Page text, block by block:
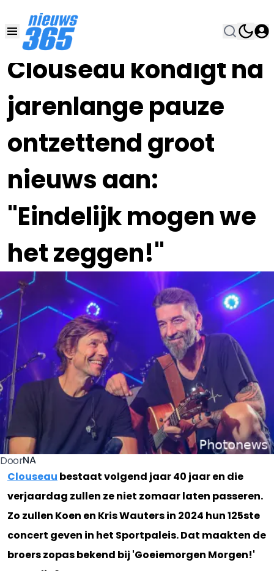
Clouseau kondigt na
jarenlange pauze
ontzettend groot
nieuws aan:
"Eindelijk mogen we
het zeggen!"
16 NOV 2023, 9:30
DoorNA
Clouseau bestaat volgend jaar 40 jaar en die
verjaardag zullen ze niet zomaar laten passeren.
Zo zullen Koen en Kris Wauters in 2024 hun 125ste
concert geven in het Sportpaleis. Dat maakten de
broers zopas bekend bij 'Goeiemorgen Morgen!'